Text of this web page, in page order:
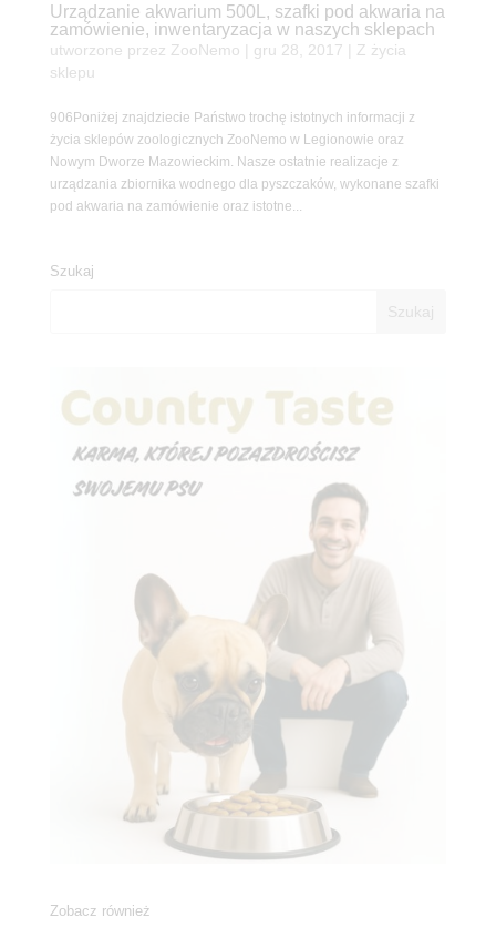
Urządzanie akwarium 500L, szafki pod akwaria na
zamówienie, inwentaryzacja w naszych sklepach
utworzone przez ZooNemo gru 28, 2017
Z życia
sklepu
906Poniżej znajdziecie Państwo trochę istotnych informacji z
życia sklepów zoologicznych ZooNemo w Legionowie oraz
Nowym Dworze Mazowieckim. Nasze ostatnie realizacje z
urządzania zbiornika wodnego dla pyszczaków, wykonane szafki
pod akwaria na zamówienie oraz istotne...
Szukaj
Zobacz również